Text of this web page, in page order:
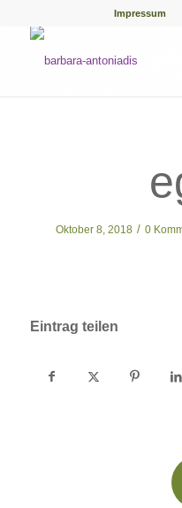
Impressum
Oktober 8, 2018 / 0
Eintrag teilen